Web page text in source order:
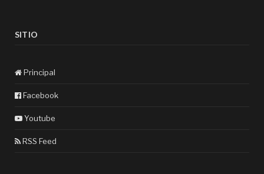
SITIO
Principal
Facebook
Youtube
RSS Feed